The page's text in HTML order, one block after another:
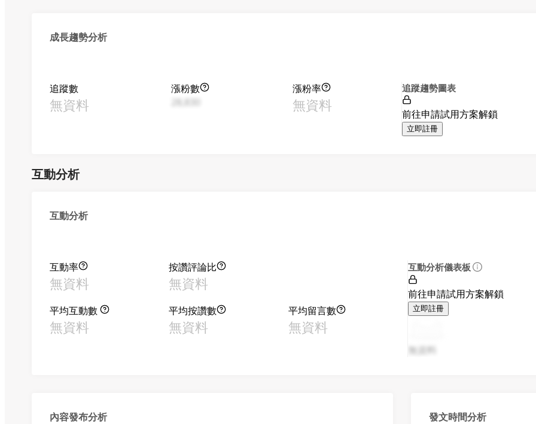
成長趨勢分析
追蹤數
無資料
漲粉數
漲粉率
無資料
追蹤趨勢圖表
前往申請試用方案解鎖
立即註冊
互動分析
互動分析
互動率
無資料
按讚評論比
無資料
平均互動數
無資料
平均按讚數
無資料
平均留言數
無資料
互動分析儀表板
前往申請試用方案解鎖
立即註冊
無資料
內容發布分析 發文時間分析